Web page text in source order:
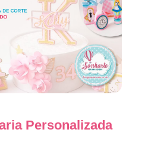
Personalizada